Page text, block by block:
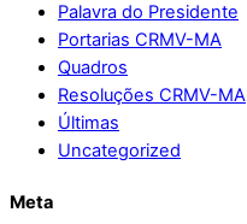
Palavra do Presidente
Portarias CRMV-MA
Quadros
Resoluções CRMV-MA
Últimas
Uncategorized
Meta